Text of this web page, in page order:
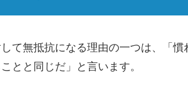
て無抵抗になる理由の一つは、「
とと同じだ」と言います。